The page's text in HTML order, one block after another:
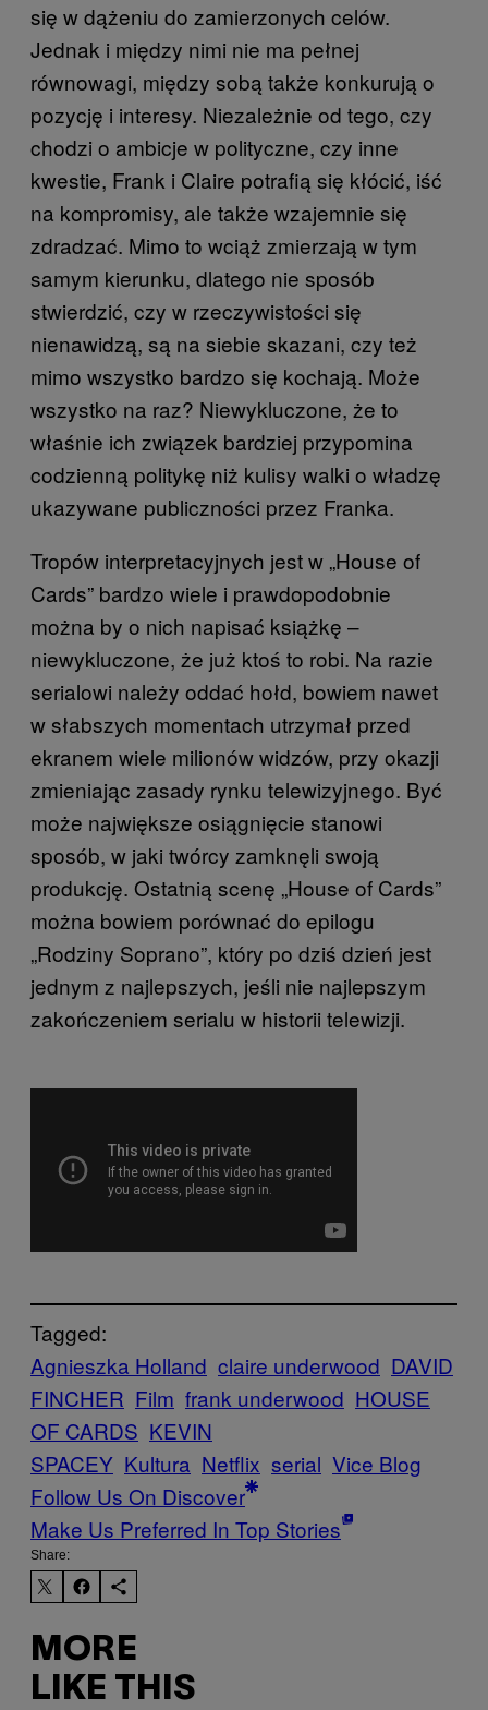
się w dążeniu do zamierzonych celów.
Jednak i między nimi nie ma pełnej
równowagi, między sobą także konkurują o
pozycję i interesy. Niezależnie od tego, czy
chodzi o ambicje w polityczne, czy inne
kwestie, Frank i Claire potrafią się kłócić, iść
na kompromisy, ale także wzajemnie się
zdradzać. Mimo to wciąż zmierzają w tym
samym kierunku, dlatego nie sposób
stwierdzić, czy w rzeczywistości się
nienawidzą, są na siebie skazani, czy też
mimo wszystko bardzo się kochają. Może
wszystko na raz? Niewykluczone, że to
właśnie ich związek bardziej przypomina
codzienną politykę niż kulisy walki o władzę
ukazywane publiczności przez Franka.
Tropów interpretacyjnych jest w „House of
Cards” bardzo wiele i prawdopodobnie
można by o nich napisać książkę –
niewykluczone, że już ktoś to robi. Na razie
serialowi należy oddać hołd, bowiem nawet
w słabszych momentach utrzymał przed
ekranem wiele milionów widzów, przy okazji
zmieniając zasady rynku telewizyjnego. Być
może największe osiągnięcie stanowi
sposób, w jaki twórcy zamknęli swoją
produkcję. Ostatnią scenę „House of Cards”
można bowiem porównać do epilogu
„Rodziny Soprano”, który po dziś dzień jest
jednym z najlepszych, jeśli nie najlepszym
zakończeniem serialu w historii telewizji.
Tagged:
Agnieszka Holland claire underwood DAVID
FINCHER Film frank underwood HOUSE
OF CARDS KEVIN
SPACEY Kultura Netflix serial Vice Blog
Follow Us On Discover
Make Us Preferred In Top Stories
Share:
MORE
LIKE THIS